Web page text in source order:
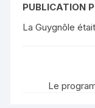
PUBLICATION
La Guygnôle
Le